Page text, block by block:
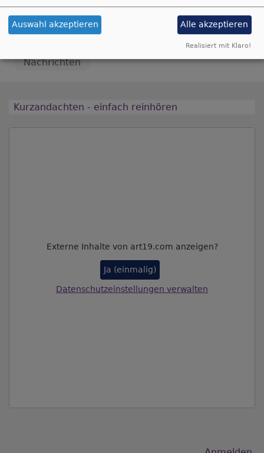
Lehrbeauftragter an der AdBK in Nürnberg.
Nachrichten
Kurzandachten - einfach reinhören
Externe Inhalte von art19.com anzeigen?
Ja (einmalig)
Datenschutzeinstellungen verwalten
Auswahl akzeptieren Alle akzeptieren
Realisiert mit Klaro!